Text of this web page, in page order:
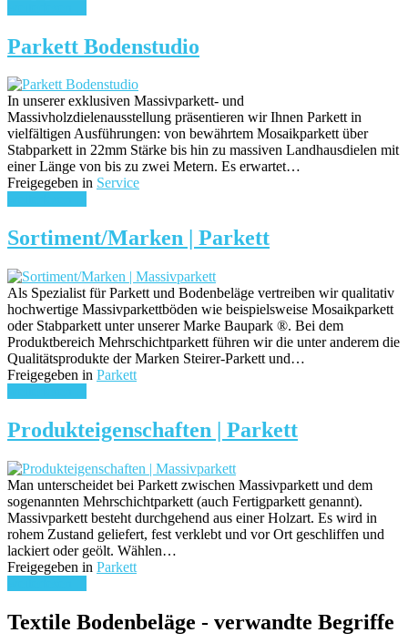
Parkett Bodenstudio
In unserer exklusiven Massivparkett- und
Massivholzdielenausstellung präsentieren wir Ihnen Parkett in
vielfältigen Ausführungen: von bewährtem Mosaikparkett über
Stabparkett in 22mm Stärke bis hin zu massiven Landhausdielen mit
einer Länge von bis zu zwei Metern. Es erwartet…
Freigegeben in Service
Sortiment/Marken | Parkett
Als Spezialist für Parkett und Bodenbeläge vertreiben wir qualitativ
hochwertige Massivparkettböden wie beispielsweise Mosaikparkett
oder Stabparkett unter unserer Marke Baupark ®. Bei dem
Produktbereich Mehrschichtparkett führen wir die unter anderem die
Qualitätsprodukte der Marken Steirer-Parkett und…
Freigegeben in Parkett
Produkteigenschaften | Parkett
Man unterscheidet bei Parkett zwischen Massivparkett und dem
sogenannten Mehrschichtparkett (auch Fertigparkett genannt).
Massivparkett besteht durchgehend aus einer Holzart. Es wird in
rohem Zustand geliefert, fest verklebt und vor Ort geschliffen und
lackiert oder geölt. Wählen…
Freigegeben in Parkett
Textile Bodenbeläge - verwandte Begriffe